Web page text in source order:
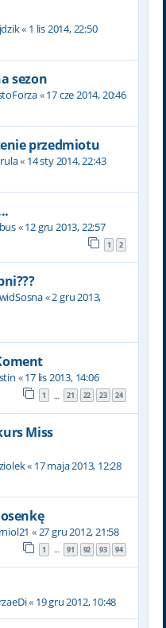
« 1 lis 2014, 22:50
sezon
«17 cze 2014, 20:46
przedmiotu
« 14 sty 2014, 22:43
«12 gru 2013, 22:57
1 2
«2 gru 2013,
«17 lis 2013, 14:06
1 … 21 22 23 24
Miss
« 17 maja 2013, 12:28
«27 gru 2012, 21:58
1 … 91 92 93 94
« 19 gru 2012, 10:48